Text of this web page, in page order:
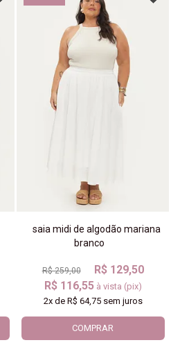
saia midi de algodão mariana
branco
R$ 259,00
R$ 129,50
R$ 116,55 à vista (pix)
2xde R$ 64,75sem juros
COMPRAR